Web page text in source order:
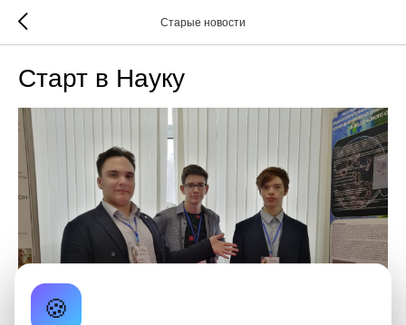
Старые новости
Старт в Науку
🍪